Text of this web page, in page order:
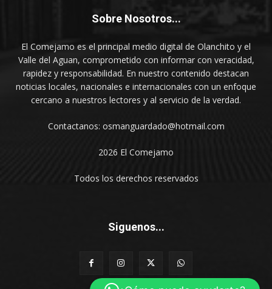
Sobre Nosotros...
El Comejamo es el principal medio digital de Olanchito y el
Valle del Aguan, comprometido con informar con veracidad,
rapidez y responsabilidad. En nuestro contenido destacan
noticias locales, nacionales e internacionales con un enfoque
cercano a nuestros lectores y al servicio de la verdad.
Contactanos: osmanguardado@hotmail.com
2026 El Comejamo
Todos los derechos reservados
Siguenos...